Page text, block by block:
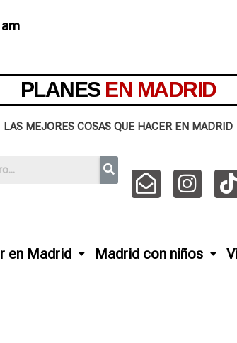
PLANES EN MADRID
LAS MEJORES COSAS QUE HACER EN MADRID
en Madrid Madrid con niños